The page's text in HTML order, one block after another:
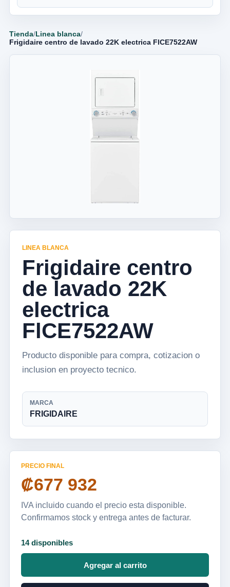
Tienda/Linea blanca/
Frigidaire centro de lavado 22K electrica FlCE7522AW
LINEA BLANCA
Frigidaire centro
de lavado 22K
electrica
FlCE7522AW
Producto disponible para compra, cotizacion o
inclusion en proyecto tecnico.
MARCA
FRIGIDAIRE
PRECIO FINAL
₡677 932
IVA incluido cuando el precio esta disponible.
Confirmamos stock y entrega antes de facturar.
14 disponibles
Agregar al carrito